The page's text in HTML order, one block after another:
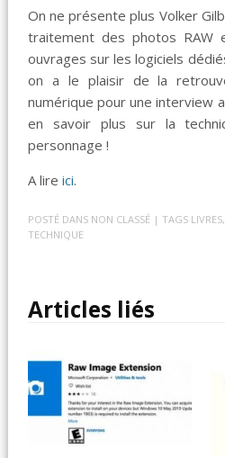
On ne présente plus Volker
traitement des photos RAW
ouvrages sur les logiciels
on a le plaisir de la
numérique pour une interview
en savoir plus sur la
personnage !
A lireici.
POSTÉ DANS NON CLASSÉ | TAGS LIVRES,
TECHNIQUE
Articles liés